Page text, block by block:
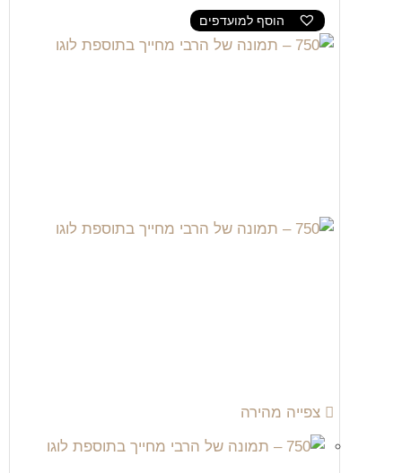
הוסף למועדפים
צפייה מהירה